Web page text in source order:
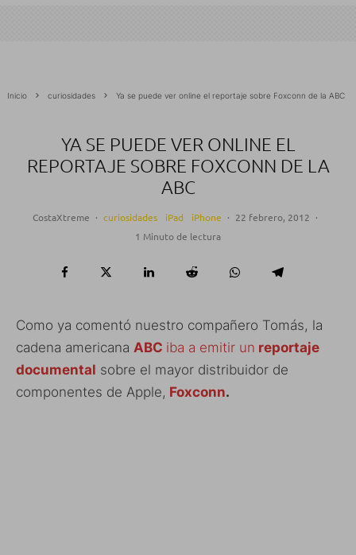
Inicio curiosidades Ya se puede ver online el reportaje sobre Foxconn de la ABC
YA SE PUEDE VER ONLINE EL
REPORTAJE SOBRE FOXCONN DE LA
ABC
CostaXtreme · curiosidades iPad iPhone · 22 febrero, 2012 ·
1 Minuto de lectura
Como ya comentó nuestro compañero Tomás, la
cadena americana ABC iba a emitir un reportaje
documental sobre el mayor distribuidor de
componentes de Apple, Foxconn.